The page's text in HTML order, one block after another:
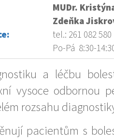
MUDr.
Zdeňka
tel.: 261 082 580
Po-Pá 8:30-
a léčbu
vysoce odbornou
rozsahu
pacientům s